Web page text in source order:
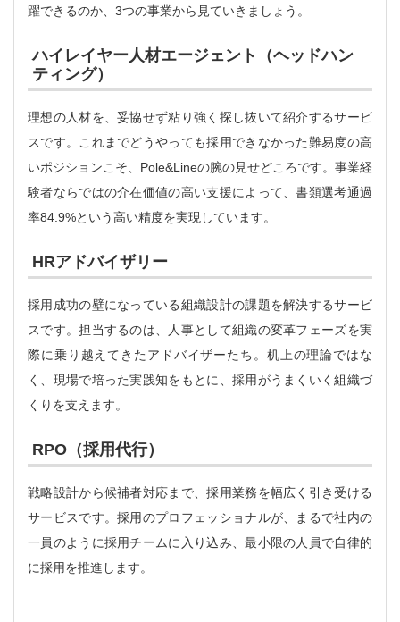
躍できるのか、3つの事業から見ていきましょう。
ハイレイヤー人材エージェント（ヘッドハン
ティング）
理想の人材を、妥協せず粘り強く探し抜いて紹介するサービ
スです。これまでどうやっても採用できなかった難易度の高
いポジションこそ、Pole&Lineの腕の見せどころです。事業経
験者ならではの介在価値の高い支援によって、書類選考通過
率84.9%という高い精度を実現しています。
HRアドバイザリー
採用成功の壁になっている組織設計の課題を解決するサービ
スです。担当するのは、人事として組織の変革フェーズを実
際に乗り越えてきたアドバイザーたち。机上の理論ではな
く、現場で培った実践知をもとに、採用がうまくいく組織づ
くりを支えます。
RPO（採用代行）
戦略設計から候補者対応まで、採用業務を幅広く引き受ける
サービスです。採用のプロフェッショナルが、まるで社内の
一員のように採用チームに入り込み、最小限の人員で自律的
に採用を推進します。